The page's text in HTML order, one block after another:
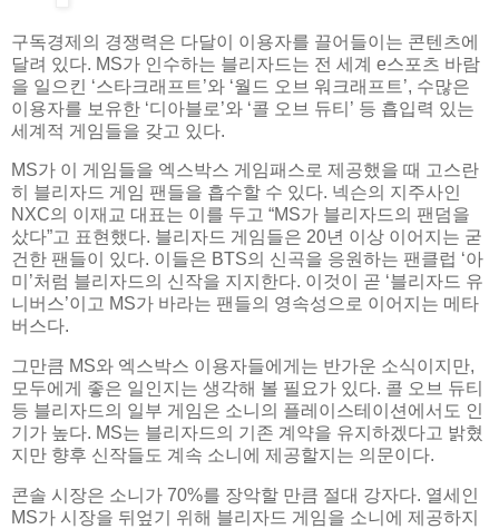
구독경제의 경쟁력은 다달이 이용자를 끌어들이는 콘텐츠에
달려 있다. MS가 인수하는 블리자드는 전 세계 e스포츠 바람
을 일으킨 ‘스타크래프트’와 ‘월드 오브 워크래프트’, 수많은
이용자를 보유한 ‘디아블로’와 ‘콜 오브 듀티’ 등 흡입력 있는
세계적 게임들을 갖고 있다.
MS가 이 게임들을 엑스박스 게임패스로 제공했을 때 고스란
히 블리자드 게임 팬들을 흡수할 수 있다. 넥슨의 지주사인
NXC의 이재교 대표는 이를 두고 “MS가 블리자드의 팬덤을
샀다”고 표현했다. 블리자드 게임들은 20년 이상 이어지는 굳
건한 팬들이 있다. 이들은 BTS의 신곡을 응원하는 팬클럽 ‘아
미’처럼 블리자드의 신작을 지지한다. 이것이 곧 ‘블리자드 유
니버스’이고 MS가 바라는 팬들의 영속성으로 이어지는 메타
버스다.
그만큼 MS와 엑스박스 이용자들에게는 반가운 소식이지만,
모두에게 좋은 일인지는 생각해 볼 필요가 있다. 콜 오브 듀티
등 블리자드의 일부 게임은 소니의 플레이스테이션에서도 인
기가 높다. MS는 블리자드의 기존 계약을 유지하겠다고 밝혔
지만 향후 신작들도 계속 소니에 제공할지는 의문이다.
콘솔 시장은 소니가 70%를 장악할 만큼 절대 강자다. 열세인
MS가 시장을 뒤엎기 위해 블리자드 게임을 소니에 제공하지